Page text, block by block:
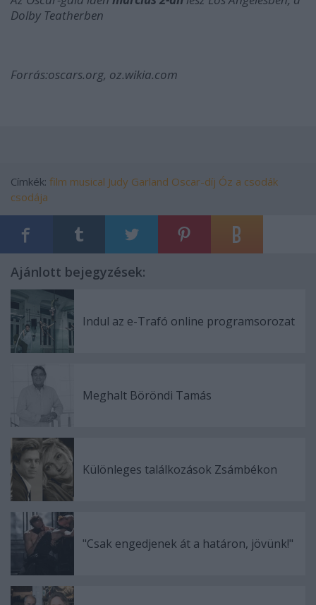
Dolby Teatherben
Forrás:oscars.org, oz.wikia.com
Címkék: film musical Judy Garland Oscar-díj Óz a csodák
csodája
Ajánlott bejegyzések:
Indul az e-Trafó online programsorozat
Meghalt Böröndi Tamás
Különleges találkozások Zsámbékon
"Csak engedjenek át a határon, jövünk!"